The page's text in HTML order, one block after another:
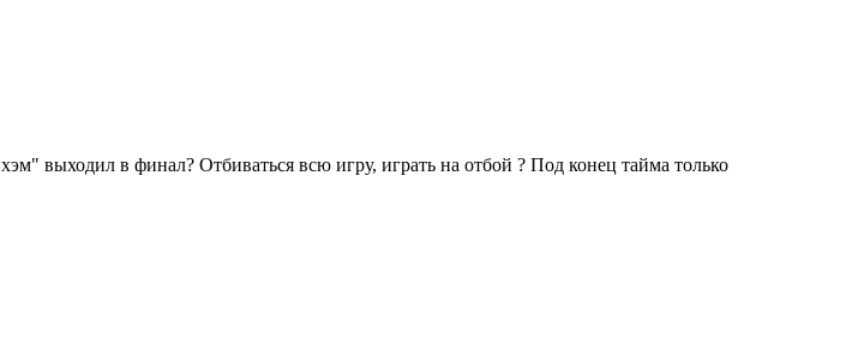
выходил в финал? Отбиваться всю игру, играть на отбой ? Под конец тайма только